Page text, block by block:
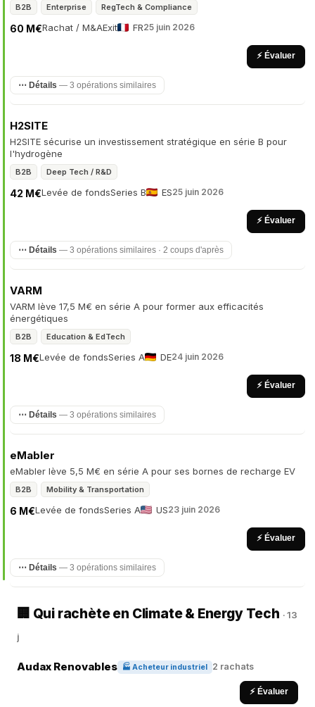
B2B Enterprise RegTech & Compliance
Rachat / M&A
60 M€ Exit FR25 juin 2026
⚡ Évaluer
⋯ Détails — 3 opérations similaires
H2SITE
H2SITE sécurise un investissement stratégique en série B pour
l'hydrogène
B2B Deep Tech / R&D
Levée de fonds
42 M€ Series B ES25 juin 2026
⚡ Évaluer
⋯ Détails — 3 opérations similaires · 2 coups d'après
VARM
VARM lève 17,5 M€ en série A pour former aux efficacités
énergétiques
B2B Education & EdTech
Levée de fonds
18 M€ Series A DE24 juin 2026
⚡ Évaluer
⋯ Détails — 3 opérations similaires
eMabler
eMabler lève 5,5 M€ en série A pour ses bornes de recharge EV
B2B Mobility & Transportation
Levée de fonds
6 M€ Series A US23 juin 2026
⚡ Évaluer
⋯ Détails — 3 opérations similaires
🏢 Qui rachète en Climate & Energy Tech · 13
j
Audax Renovables 🏭 Acheteur industriel 2 rachats
⚡ Évaluer